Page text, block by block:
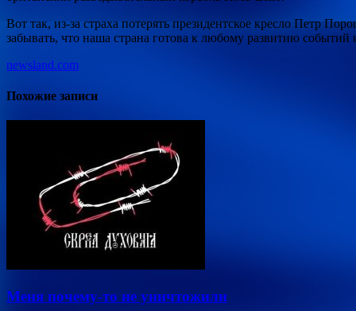
Вот так, из-за страха потерять президентское кресло Петр
забывать, что наша страна готова к любому развитию событий
newsland.com
Похожие записи
Меня почему-то не уничтожили